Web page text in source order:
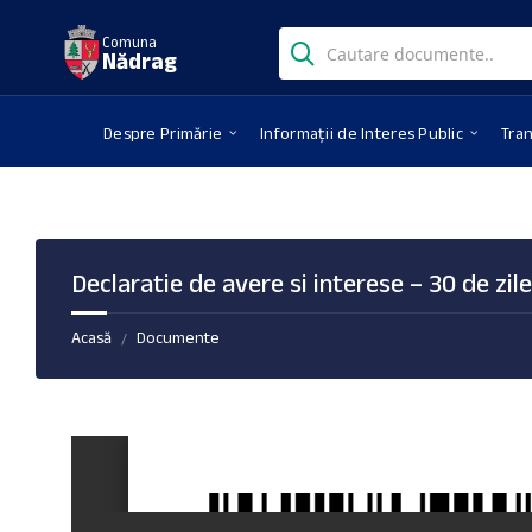
sidebar
Comuna
Nădrag
Search:
Despre Primărie Informații de Interes Public
Declaratie de avere si interese – 30 de
Acasă / Documente